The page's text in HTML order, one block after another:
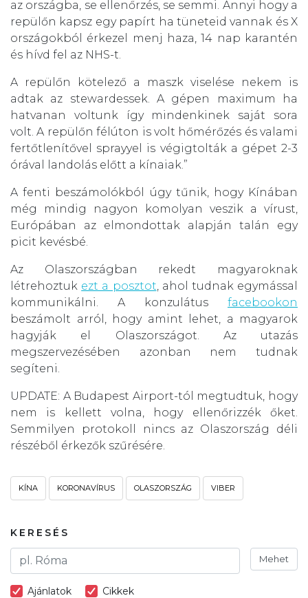
az országba, se ellenőrzés, se semmi. Annyi hogy a
repülőn kapsz egy papírt ha tüneteid vannak és X
országokból érkezel menj haza, 14 nap karantén
és hívd fel az NHS-t.
A repülőn kötelező a maszk viselése nekem is
adtak az stewardessek. A gépen maximum ha
hatvanan voltunk így mindenkinek saját sora
volt. A repülőn félúton is volt hőmérőzés és valami
fertőtlenítővel sprayyel is végigtolták a gépet 2-3
órával landolás előtt a kínaiak.”
A fenti beszámolókból úgy tűnik, hogy Kínában
még mindig nagyon komolyan veszik a vírust,
Európában az elmondottak alapján talán egy
picit kevésbé.
Az Olaszországban rekedt magyaroknak
létrehoztuk ezt a posztot , ahol tudnak egymással
kommunikálni. A konzulátus facebookon
beszámolt arról, hogy amint lehet, a magyarok
hagyják el Olaszországot. Az utazás
megszervezésében azonban nem tudnak
segíteni.
UPDATE: A Budapest Airport-tól megtudtuk, hogy
nem is kellett volna, hogy ellenőrizzék őket.
Semmilyen protokoll nincs az Olaszország déli
részéből érkezők szűrésére.
KÍNA KORONAVÍRUS OLASZORSZÁG VIBER
KERESÉS
Mehet
Ajánlatok Cikkek